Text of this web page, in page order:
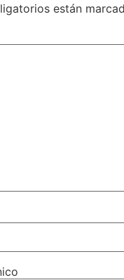
están